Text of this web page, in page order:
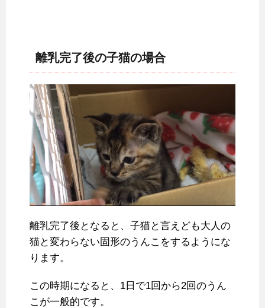
離乳完了後の子猫の場合
離乳完了後となると、子猫と言えども大人の
猫と変わらない固形のうんこをするようにな
ります。
この時期になると、1日で1回から2回のうん
こが一般的です。